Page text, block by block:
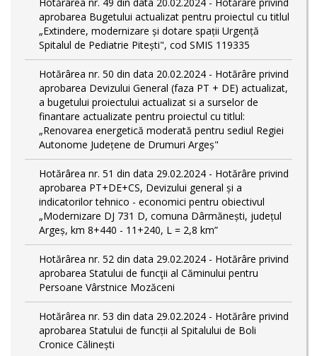
aprobarea Bugetului actualizat pentru proiectul cu titlul
„Extindere, modernizare și dotare spații Urgență
Spitalul de Pediatrie Pitești", cod SMIS 119335
Hotărârea nr. 50 din data 20.02.2024 - Hotărâre privind
aprobarea Devizului General (faza PT + DE) actualizat,
a bugetului proiectului actualizat si a surselor de
finantare actualizate pentru proiectul cu titlul:
„Renovarea energetică moderată pentru sediul Regiei
Autonome Județene de Drumuri Argeș"
Hotărârea nr. 51 din data 29.02.2024 - Hotărâre privind
aprobarea PT+DE+CS, Devizului general și a
indicatorilor tehnico - economici pentru obiectivul
„Modernizare DJ 731 D, comuna Dârmănești, județul
Argeș, km 8+440 - 11+240, L = 2,8 km”
Hotărârea nr. 52 din data 29.02.2024 - Hotărâre privind
aprobarea Statului de funcţii al Căminului pentru
Persoane Vârstnice Mozăceni
Hotărârea nr. 53 din data 29.02.2024 - Hotărâre privind
aprobarea Statului de funcții al Spitalului de Boli
Cronice Călinești